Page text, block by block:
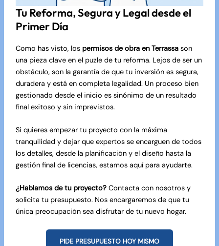
Tu Reforma, Segura y Legal desde el
Primer Día
Como has visto, los permisos de obra en Terrassason
una pieza clave en el puzle de tu reforma. Lejos de ser un
obstáculo, son la garantía de que tu inversión es segura,
duradera y está en completa legalidad. Un proceso bien
gestionado desde el inicio es sinónimo de un resultado
final exitoso y sin imprevistos.
Si quieres empezar tu proyecto con la máxima
tranquilidad y dejar que expertos se encarguen de todos
los detalles, desde la planificación y el diseño hasta la
gestión final de licencias, estamos aquí para ayudarte.
¿Hablamos de tu proyecto? Contacta con nosotrosy
solicita tu presupuesto. Nos encargaremos de que tu
única preocupación sea disfrutar de tu nuevo hogar.
PIDE PRESUPUESTO HOY MISMO